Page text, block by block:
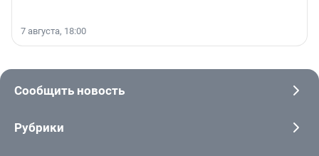
7 августа, 18:00
Сообщить новость
Рубрики